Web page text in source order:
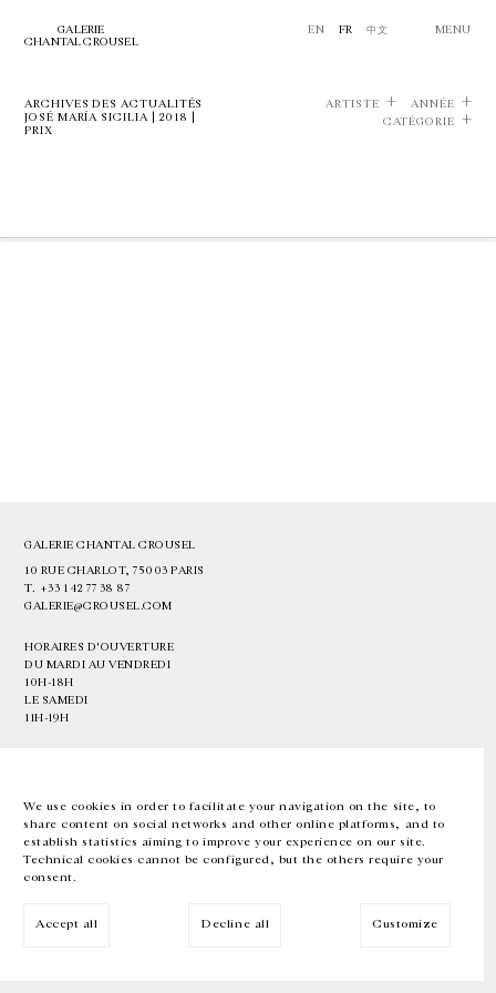
We use cookies in order to facilitate your navigation on the site, to
share content on social networks and other online platforms, and to
establish statistics aiming to improve your experience on our site.
Technical cookies cannot be configured, but the others require your
consent.
Accept all Decline all Customize
GALERIE
CHANTAL CROUSEL
EN FR 中文 MENU
ARCHIVES DES ACTUALITÉS
JOSÉ MARÍA SICILIA | 2018 |
PRIX
ARTISTE
ANNÉE
CATÉGORIE
GALERIE CHANTAL CROUSEL
10 RUE CHARLOT, 75003 PARIS
T. +33 1 42 77 38 87
GALERIE@CROUSEL.COM
HORAIRES D'OUVERTURE
DU MARDI AU VENDREDI
10H-18H
LE SAMEDI
11H-19H
EN FR 中文 Facebook Instagram
Inscrivez-vous à notre newsletter